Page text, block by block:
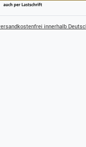
innerhalb